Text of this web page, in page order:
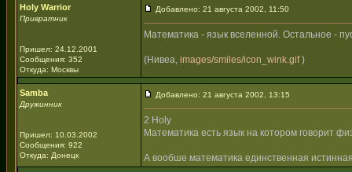
Holy Warrior
Привратник
Пришел: 24.12.2001
Сообщения: 352
Откуда: Москвы
Добавлено: 21 августа 2002, 11:50
Математика - язык вселенной. Остальное -
(Нивеа, images/smiles/icon_wink.gif)
Samba
Дружинник
Пришел: 10.03.2002
Сообщения: 922
Откуда: Донецк
Добавлено: 21 августа 2002, 13:15
2 Holy
Математика есть язык на котором говорит
А вообше математика единственная